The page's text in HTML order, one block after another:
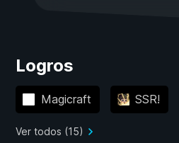
Logros
Magicraft SSR!
Ver todos (15)